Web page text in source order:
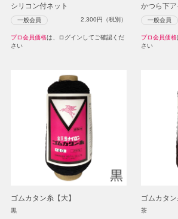
シリコン付ネット
一般会員 2,300円（税別）
プロ会員価格は、ログインしてご確認くだ
さい
かつら下ア
一般会員
プロ会員価格
さい
ゴムカタン糸【大】
黒
ゴムカタン
茶